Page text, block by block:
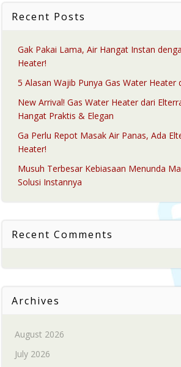
Recent Posts
Gak Pakai Lama, Air Hangat Instan
Heater!
5 Alasan Wajib Punya Gas Water Heater
New Arrival! Gas Water Heater dari
Hangat Praktis & Elegan
Ga Perlu Repot Masak Air Panas, Ada
Heater!
Musuh Terbesar Kebiasaan Menunda
Solusi Instannya
Recent Comments
Archives
August 2026
July 2026